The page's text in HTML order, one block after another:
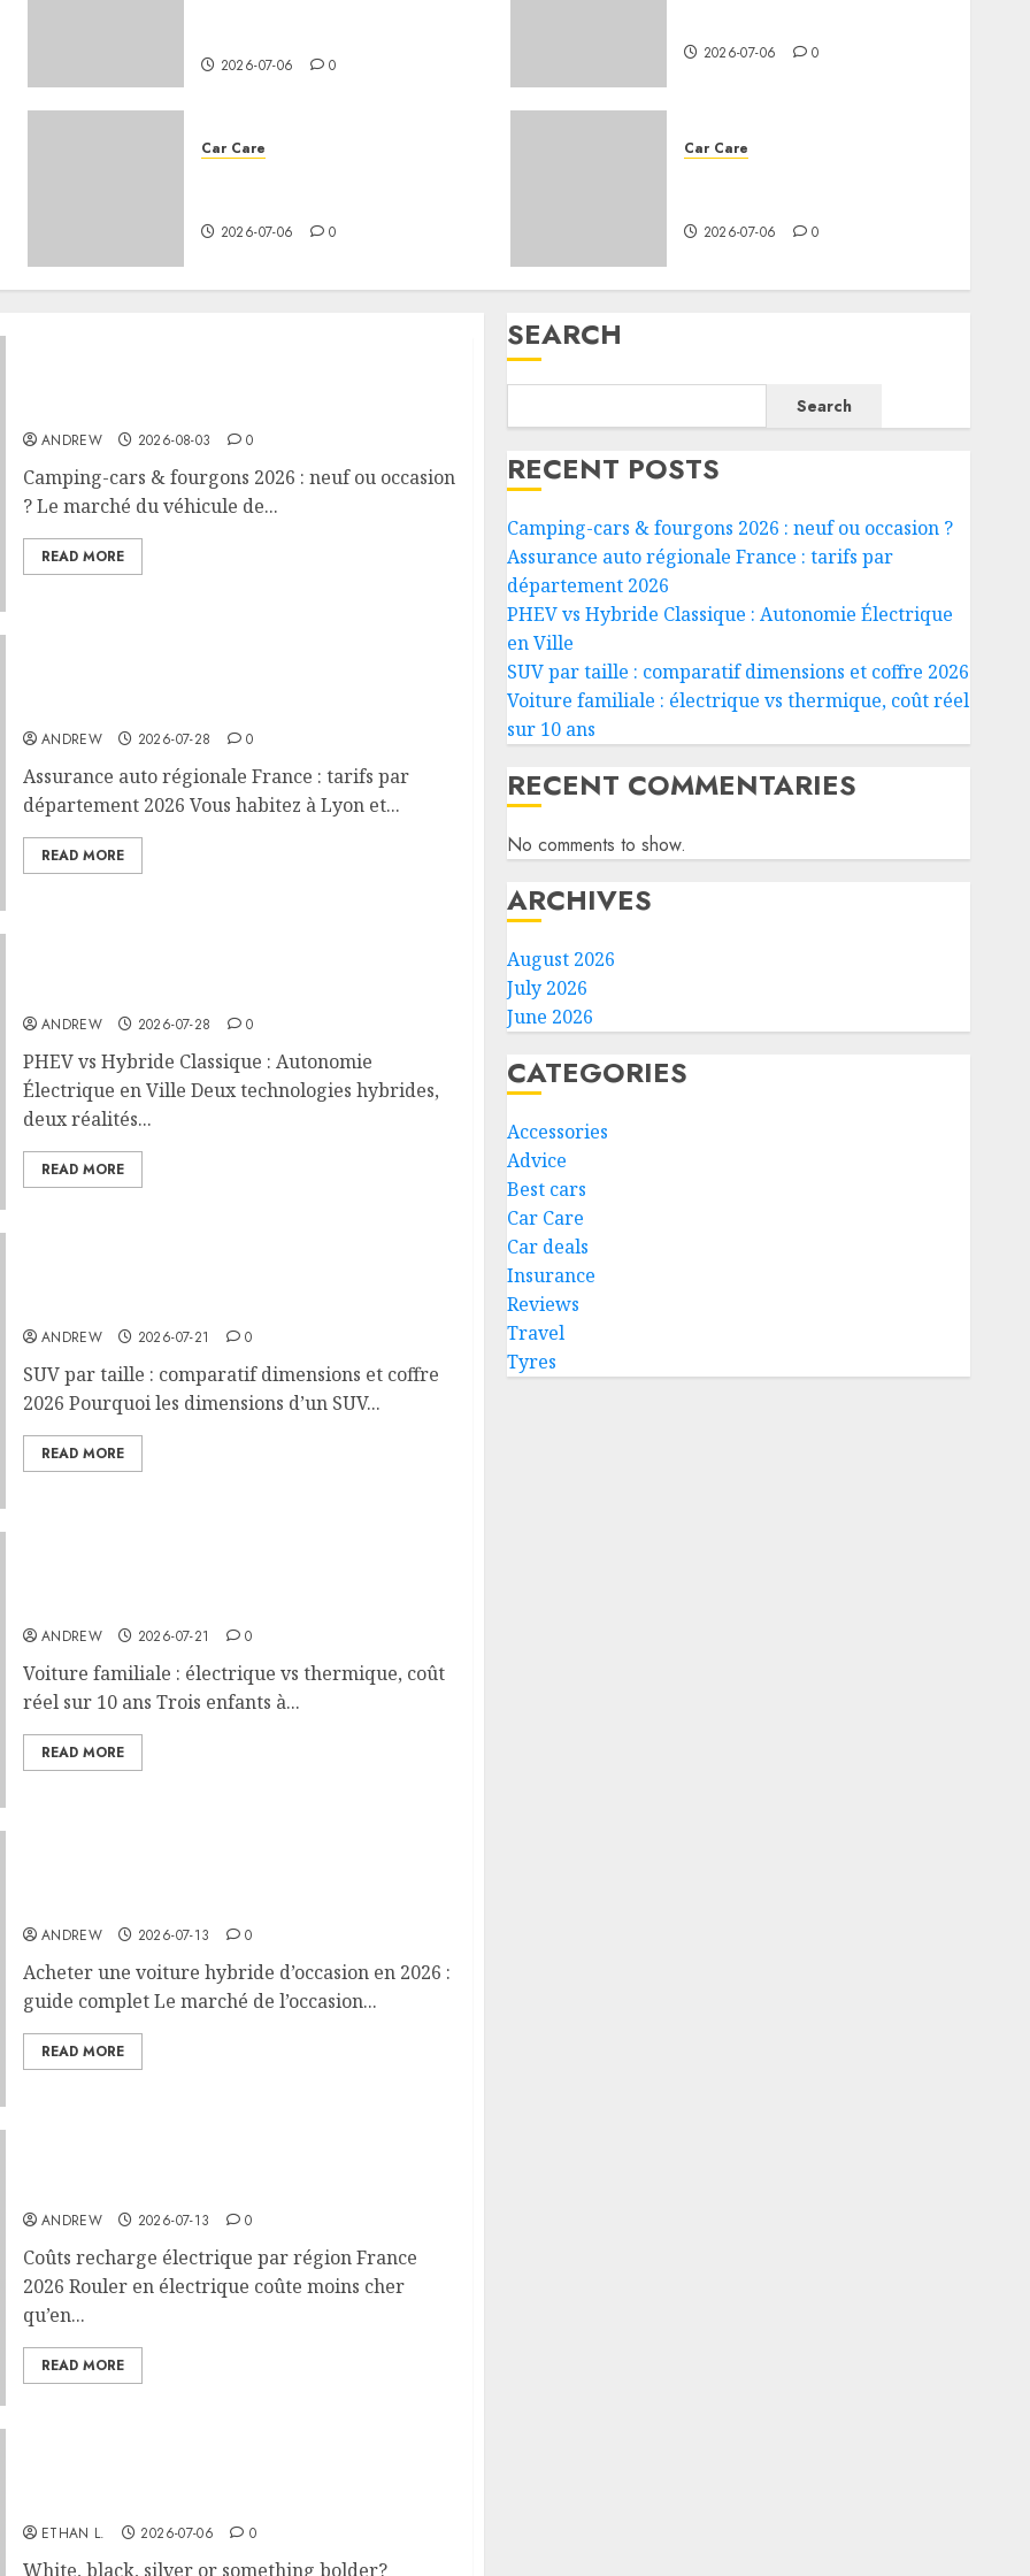
2026-07-06 0
2026-07-06 0
Car Care
2026-07-06 0
Car Care
2026-07-06 0
ANDREW 2026-08-03 0
Camping-cars & fourgons 2026 : neuf ou occasion
? Le marché du véhicule de...
READ MORE
ANDREW 2026-07-28 0
Assurance auto régionale France : tarifs par
département 2026 Vous habitez à Lyon et...
READ MORE
ANDREW 2026-07-28 0
PHEV vs Hybride Classique : Autonomie
Électrique en Ville Deux technologies hybrides,
deux réalités...
READ MORE
ANDREW 2026-07-21 0
SUV par taille : comparatif dimensions et coffre
2026 Pourquoi les dimensions d’un SUV...
READ MORE
ANDREW 2026-07-21 0
Voiture familiale : électrique vs thermique, coût
réel sur 10 ans Trois enfants à...
READ MORE
ANDREW 2026-07-13 0
Acheter une voiture hybride d’occasion en 2026 :
guide complet Le marché de l’occasion...
READ MORE
ANDREW 2026-07-13 0
Coûts recharge électrique par région France
2026 Rouler en électrique coûte moins cher
qu’en...
READ MORE
ETHAN L. 2026-07-06 0
White, black, silver or something bolder?
SEARCH
Search
RECENT POSTS
Camping-cars & fourgons 2026 : neuf ou occasion ?
Assurance auto régionale France : tarifs par
département 2026
PHEV vs Hybride Classique : Autonomie Électrique
en Ville
SUV par taille : comparatif dimensions et coffre 2026
Voiture familiale : électrique vs thermique, coût réel
sur 10 ans
RECENT COMMENTARIES
No comments to show.
ARCHIVES
August 2026
July 2026
June 2026
CATEGORIES
Accessories
Advice
Best cars
Car Care
Car deals
Insurance
Reviews
Travel
Tyres